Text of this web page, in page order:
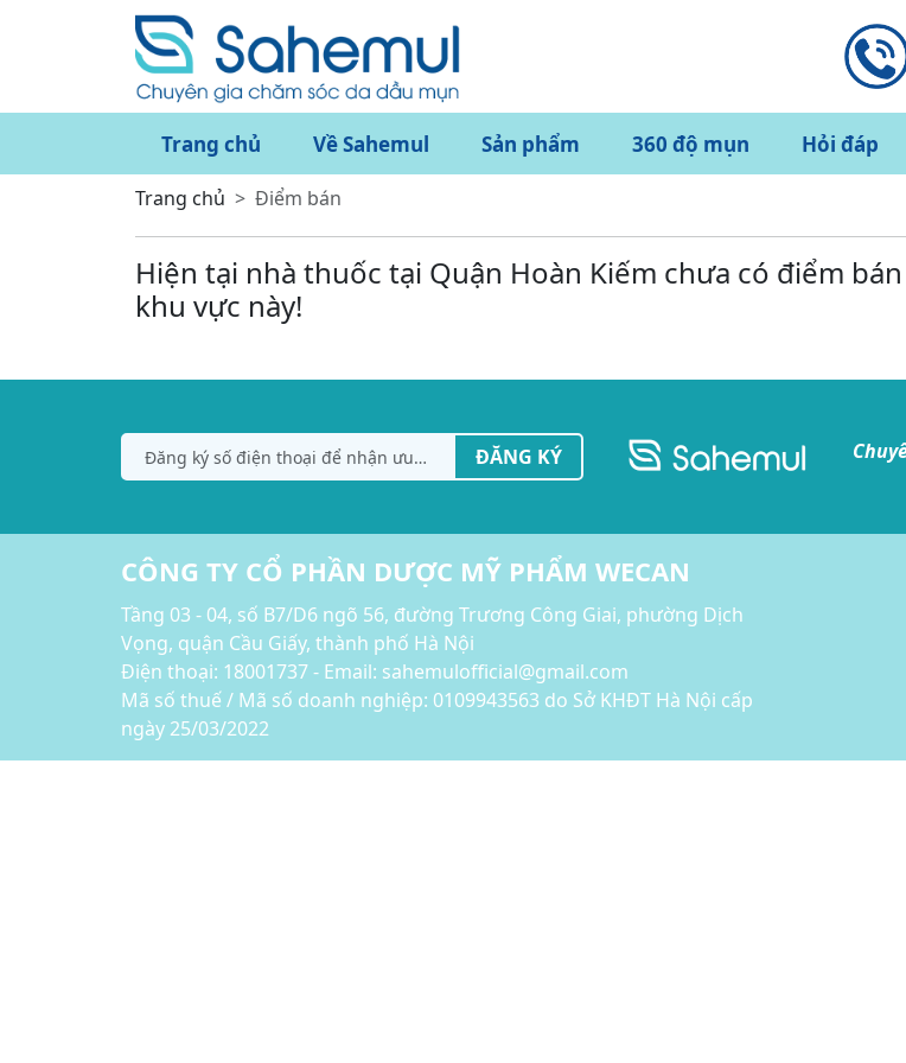
Trang chủ Về Sahemul Sản phẩm 360 độ mụn Hỏi đáp
Trang chủ Điểm bán
Hiện tại nhà thuốc tại Quận Hoàn Kiếm chưa có điểm
khu vực này!
ĐĂNG KÝ
CÔNG TY CỔ PHẦN DƯỢC MỸ PHẨM WECAN
Tầng 03 - 04, số B7/D6 ngõ 56, đường Trương Công Giai, phường Dịch
Vọng, quận Cầu Giấy, thành phố Hà Nội
Điện thoại: 18001737 - Email: sahemulofficial@gmail.com
Mã số thuế / Mã số doanh nghiệp: 0109943563 do Sở KHĐT Hà Nội cấp
ngày 25/03/2022